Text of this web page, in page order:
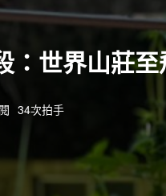
世界山莊
34次拍手